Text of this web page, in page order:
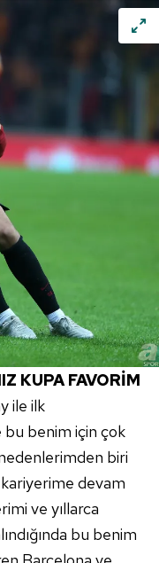
KUPA FAVORİM
ile ilk
bu benim için çok
biri
devam
ve yıllarca
bu benim